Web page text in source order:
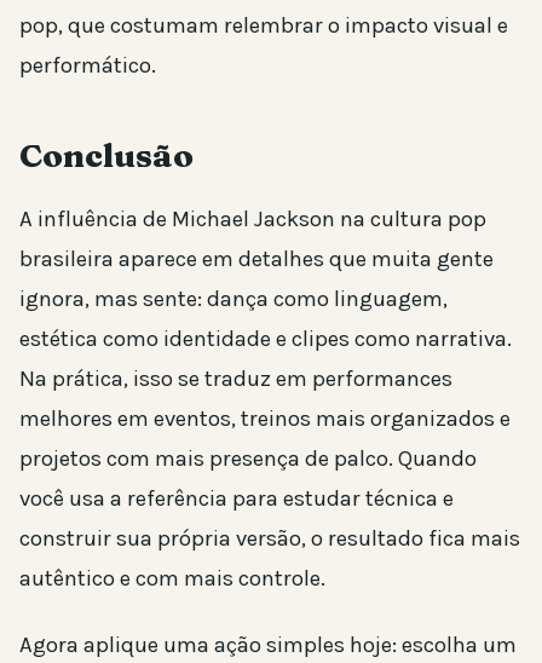
pop, que costumam relembrar o impacto visual e
performático.
Conclusão
A influência de Michael Jackson na cultura pop
brasileira aparece em detalhes que muita gente
ignora, mas sente: dança como linguagem,
estética como identidade e clipes como narrativa.
Na prática, isso se traduz em performances
melhores em eventos, treinos mais organizados e
projetos com mais presença de palco. Quando
você usa a referência para estudar técnica e
construir sua própria versão, o resultado fica mais
autêntico e com mais controle.
Agora aplique uma ação simples hoje: escolha um